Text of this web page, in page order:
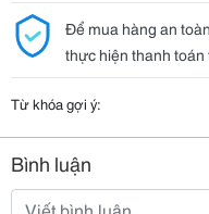
Để mua hàng an
thực hiện thanh
Từ khóa gợi ý:
Bình luận